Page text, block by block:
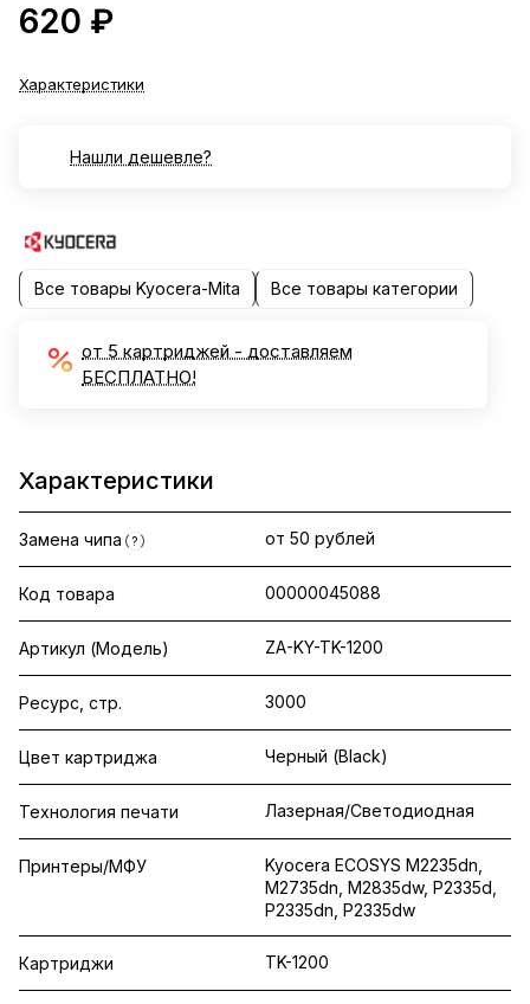
620 ₽
Характеристики
Нашли дешевле?
Все товары Kyocera-Mita Все товары категории
от 5 картриджей - доставляем
БЕСПЛАТНО!
Характеристики
Замена чипа ? от 50 рублей
Код товара 00000045088
Артикул (Модель) ZA-KY-TK-1200
Ресурс, стр. 3000
Цвет картриджа Черный (Black)
Технология печати Лазерная/Светодиодная
Принтеры/МФУ
Kyocera ECOSYS M2235dn,
M2735dn, M2835dw, P2335d,
P2335dn, P2335dw
Картриджи TK-1200